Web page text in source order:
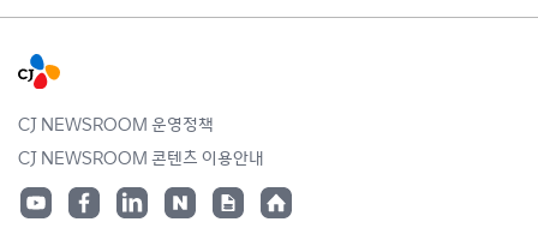
CJ NEWSROOM 운영정책
CJ NEWSROOM 콘텐츠 이용안내